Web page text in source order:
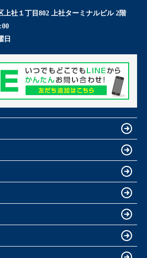
上社１丁目802 上社ターミナルビル 2階
日